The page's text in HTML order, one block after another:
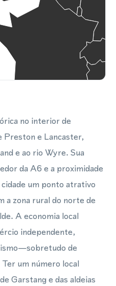
no interior de
Preston e Lancaster,
e ao rio Wyre. Sua
da A6 e a proximidade
um ponto atrativo
a zona rural do norte de
A economia local
independente,
de
um número local
Garstang e das aldeias